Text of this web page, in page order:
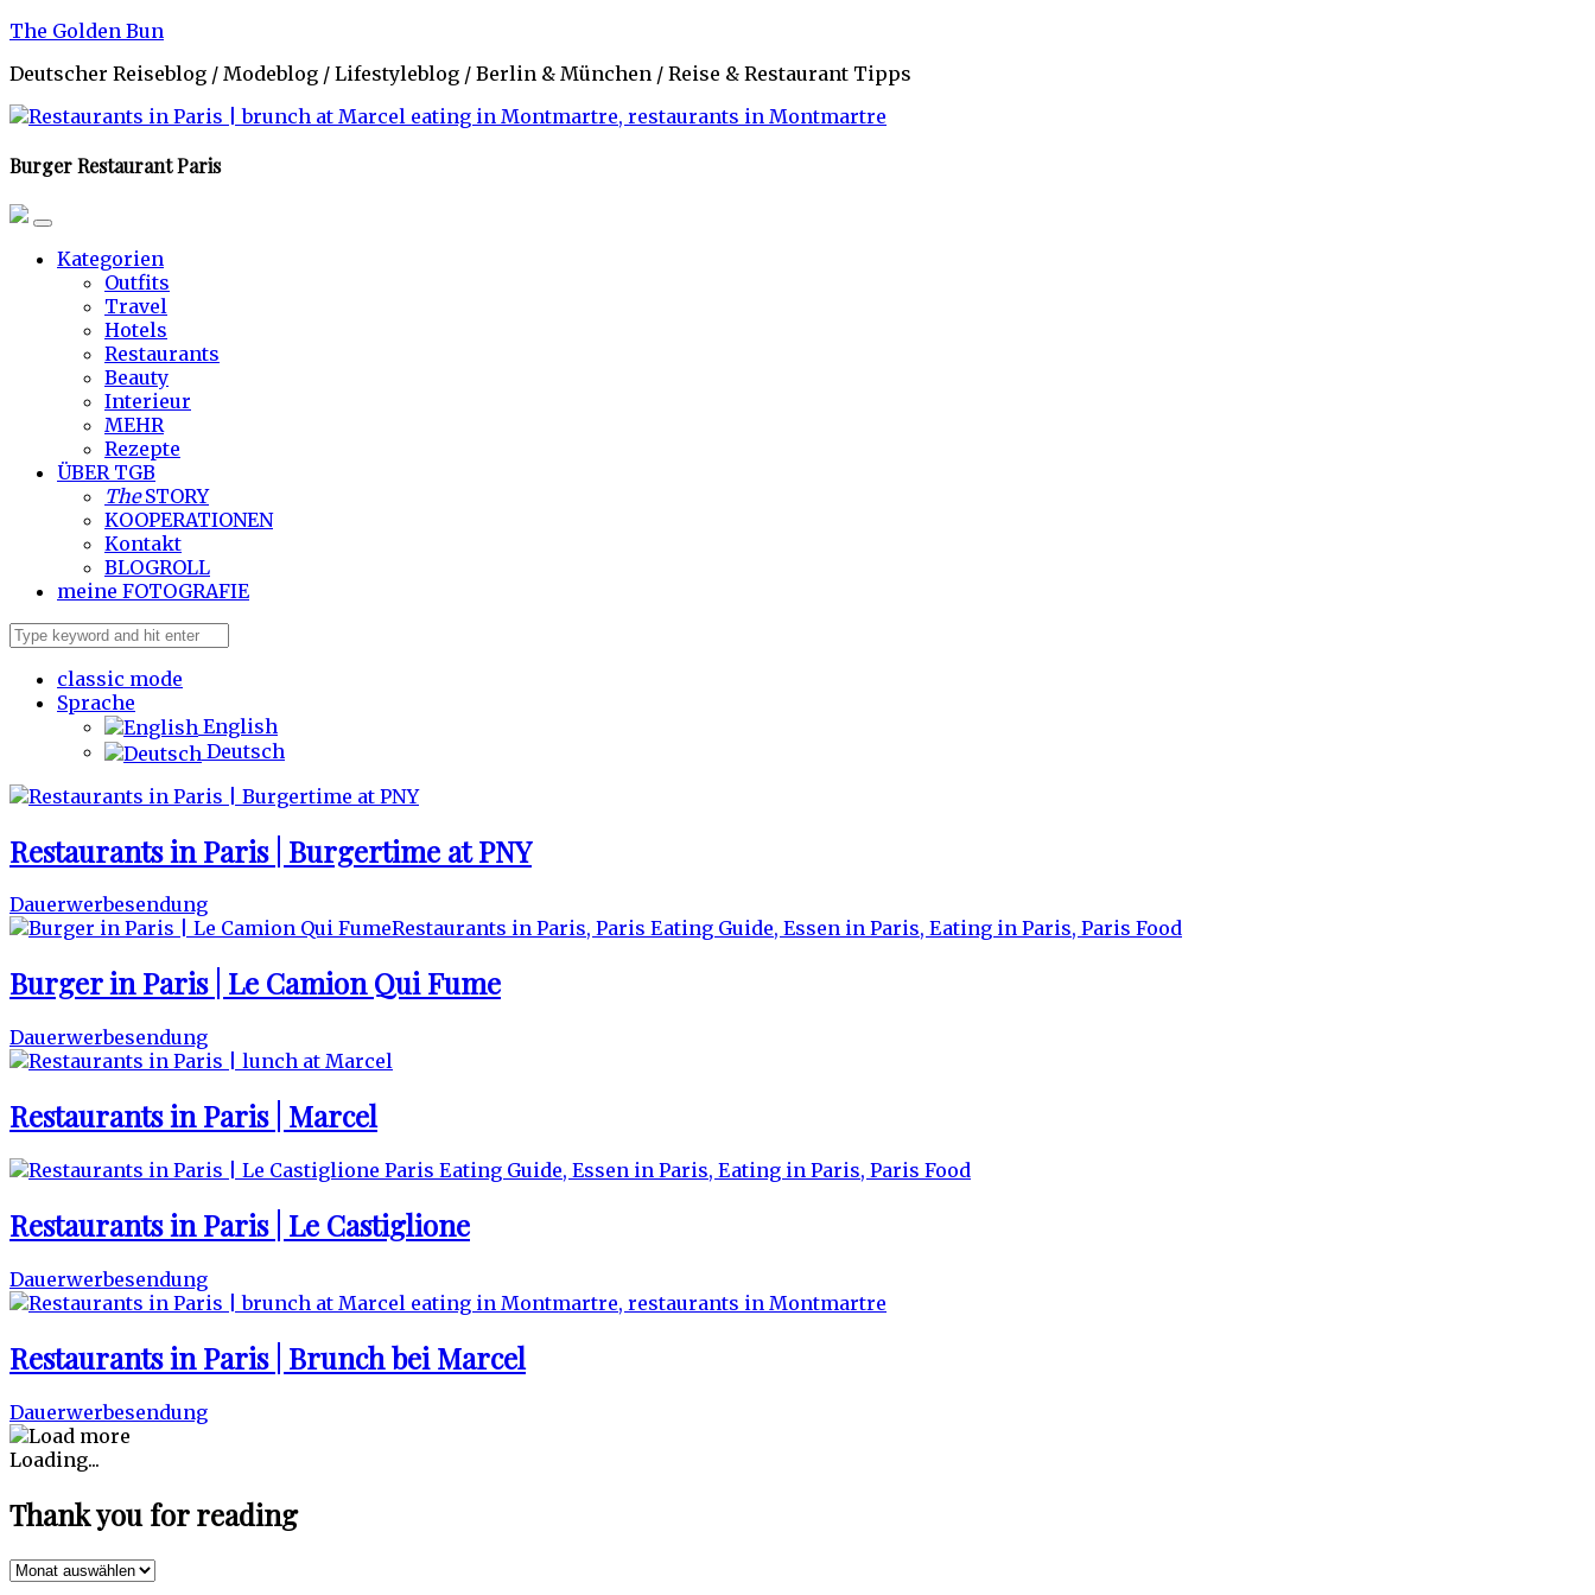
Skip
content
The Golden Bun
Deutscher Reiseblog / Modeblog / Lifestyleblog / Berlin & München / Reise & Restaurant Tipps
Burger Restaurant Paris
Kategorien
Outfits
Travel
Hotels
Restaurants
Beauty
Interieur
MEHR
Rezepte
ÜBER TGB
TheSTORY
KOOPERATIONEN
Kontakt
BLOGROLL
meine FOTOGRAFIE
classic mode
Sprache
English
Deutsch
Restaurants in Paris | Burgertime at PNY
Dauerwerbesendung
Burger in Paris | Le Camion Qui Fume
Dauerwerbesendung
Restaurants in Paris | Marcel
Restaurants in Paris | Le Castiglione
Dauerwerbesendung
Restaurants in Paris | Brunch bei Marcel
Dauerwerbesendung
Loading...
Thank you for reading
Thank